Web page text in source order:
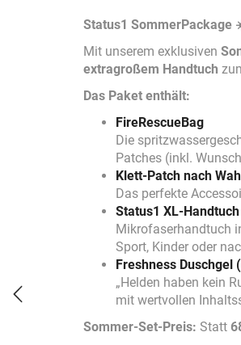
Status1 SommerPackage
Mit unserem exklusiven
extragroßem Handtuch
Das Paket enthält:
FireRescueBag
Die
Patches (inkl.
Klett-Patch nach
Das perfekte
Status1 XL-
Mikrofaserhandtuch
Sport, Kinder oder
Freshness Duschgel
„Helden haben kein
mit wertvollen
Sommer-Set-Preis: Statt